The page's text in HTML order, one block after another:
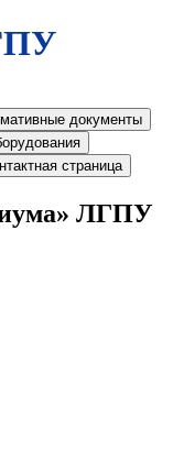
документы
страница
ЛГПУ